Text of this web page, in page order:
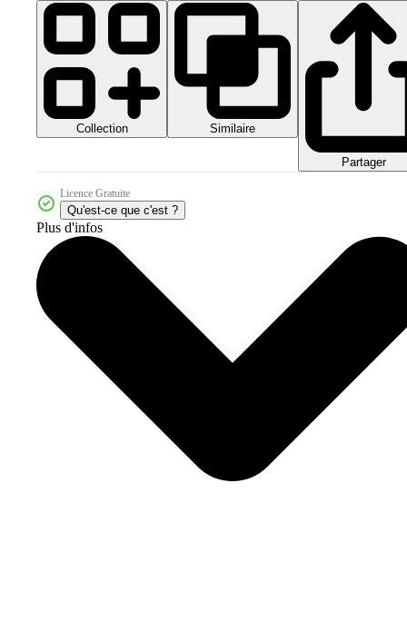
Collection Similaire
Partager
Licence Gratuite
Qu'est-ce que c'est ?
Plus d'infos